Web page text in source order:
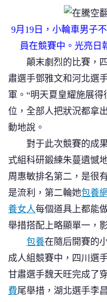
9月19日，小輪車男子
員在競賽中。光亮日
顛末劇烈的比賽，四
肅選手鄧雅文和河北選
軍。“明天夏皇耀施展得
位，全部人把狀況都拿
動地說。
對于此次競賽的成果
式組科研鍛練朱蔓遺憾
周惠敏排名第二，是很
是流利，第二輪她包養
養女人每個道具上都能
舉措搭配上略顯單一，
包養在隨后開賽的
成人組競賽中，四川選
甘肅選手魏天旺完成了
費尾舉措，湖北選手李